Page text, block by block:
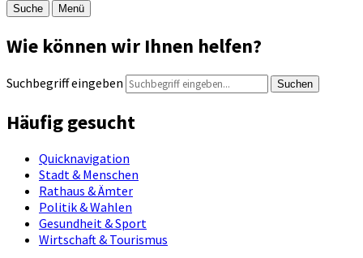
Suche Menü
Wie können wir Ihnen helfen?
Suchbegriff eingeben Suchen
Häufig gesucht
Quicknavigation
Stadt & Menschen
Rathaus & Ämter
Politik & Wahlen
Gesundheit & Sport
Wirtschaft & Tourismus